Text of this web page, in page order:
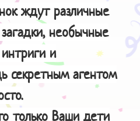
ждут различные
необычные
и
секретным агентом
только Ваши дети